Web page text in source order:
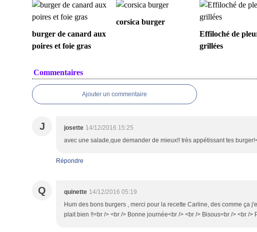
burger de canard aux
poires et foie gras
corsica burger
Effiloché de
grillées
Commentaires
Ajouter un commentaire
J josette 14/12/2016 15:25
avec une salade,que demander de mieux!! très appétissant tes
Répondre
Q quinette 14/12/2016 05:19
Hum des bons burgers , merci pour la recette Carline, des comme ça
plait bien !!<br /> <br /> Bonne journée<br /> <br /> Bisous<br /> <br />